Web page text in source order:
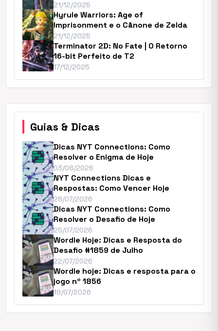
21/12/2025
Hyrule Warriors: Age of
Imprisonment e o Cânone de Zelda
21/12/2025
Terminator 2D: No Fate | O Retorno
16-bit Perfeito de T2
17/12/2025
Guias & Dicas
Dicas NYT Connections: Como
Resolver o Enigma de Hoje
03/08/2026
NYT Connections Dicas e
Respostas: Como Vencer Hoje
28/07/2026
Dicas NYT Connections: Como
Resolver o Desafio de Hoje
25/07/2026
Wordle Hoje: Dicas e Resposta do
Desafio #1859 de Julho
22/07/2026
Wordle hoje: Dicas e resposta para o
jogo nº 1856
19/07/2026